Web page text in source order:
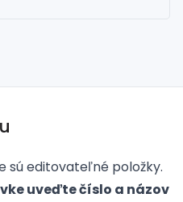
sú editovateľné položky.
uveďte číslo a názov